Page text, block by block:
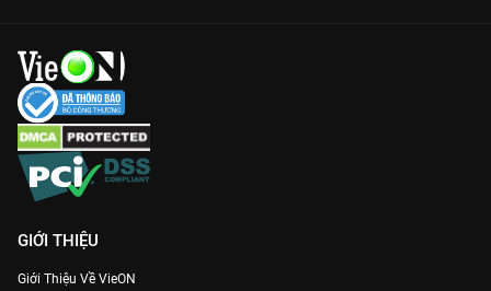
GIỚI THIỆU
Giới Thiệu Về VieON